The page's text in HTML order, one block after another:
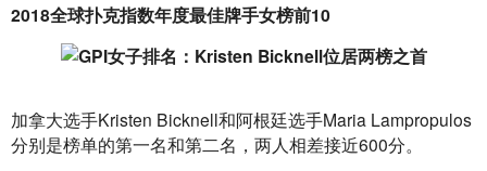
2018全球扑克指数年度最佳牌手女榜前10
加拿大选手Kristen Bicknell和阿根廷选手Maria Lampropulos
分别是榜单的第一名和第二名，两人相差接近600分。